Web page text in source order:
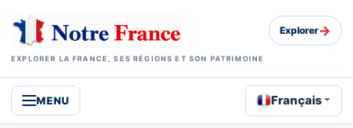
EXPLORER LA FRANCE, SES RÉGIONS ET SON PATRIMOINE
Explorer→
MENU Français